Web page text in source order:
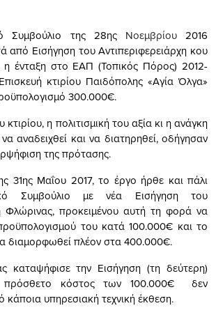
Συμβούλιο της 28ης Νοεμβρίου2016
από Εισήγηση του Αντιπεριφερειάρχη κου
ένταξη στο ΕΑΠ (Τοπικός Πόρος) 2012-
κτιρίου Παιδόπολης «Αγία Όλγα»
300.000€.
η πολιτισμική του αξία κι η ανάγκη
αναδειχθεί και να διατηρηθεί, οδήγησαν
της πρότασης.
31ης Μαΐου 2017, το έργο ήρθε και πάλι
Συμβούλιο με νέα Εισήγηση του
Φλώρινας, προκειμένου αυτή τη φορά να
του κατά 100.000€ και το
διαμορφωθεί πλέον στα 400.000€.
καταψήφισε την Εισήγηση (τη δεύτερη)
κόστος των 100.000€ δεν
κάποια υπηρεσιακή τεχνική έκθεση.